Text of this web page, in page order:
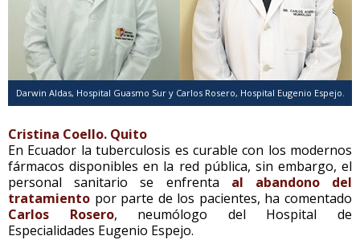
Darwin Aldas, Hospital Guasmo Sur y Carlos Rosero, Hospital Eugenio Espejo.
Cristina Coello. Quito
En Ecuador la tuberculosis es curable con los modernos
fármacos disponibles en la red pública, sin embargo, el
personal sanitario se enfrenta al abandono del
tratamiento por parte de los pacientes, ha comentado
Carlos Rosero, neumólogo del Hospital de
Especialidades Eugenio Espejo.